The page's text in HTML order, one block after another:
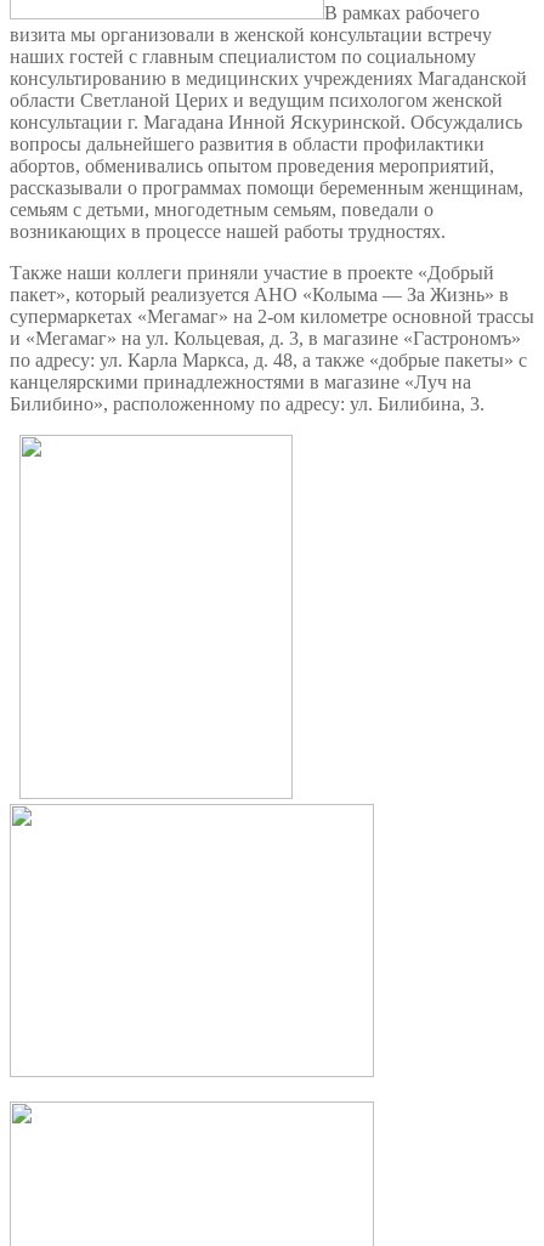
В рамках рабочего
визита мы организовали в женской консультации встречу
наших гостей с главным специалистом по социальному
консультированию в медицинских учреждениях Магаданской
области Светланой Церих и ведущим психологом женской
консультации г. Магадана Инной Яскуринской. Обсуждались
вопросы дальнейшего развития в области профилактики
абортов, обменивались опытом проведения мероприятий,
рассказывали о программах помощи беременным женщинам,
семьям с детьми, многодетным семьям, поведали о
возникающих в процессе нашей работы трудностях.
Также наши коллеги приняли участие в проекте «Добрый
пакет», который реализуется АНО «Колыма — За Жизнь» в
супермаркетах «Мегамаг» на 2-ом километре основной трассы
и «Мегамаг» на ул. Кольцевая, д. 3, в магазине «Гастрономъ»
по адресу: ул. Карла Маркса, д. 48, а также «добрые пакеты» с
канцелярскими принадлежностями в магазине «Луч на
Билибино», расположенному по адресу: ул. Билибина, 3.